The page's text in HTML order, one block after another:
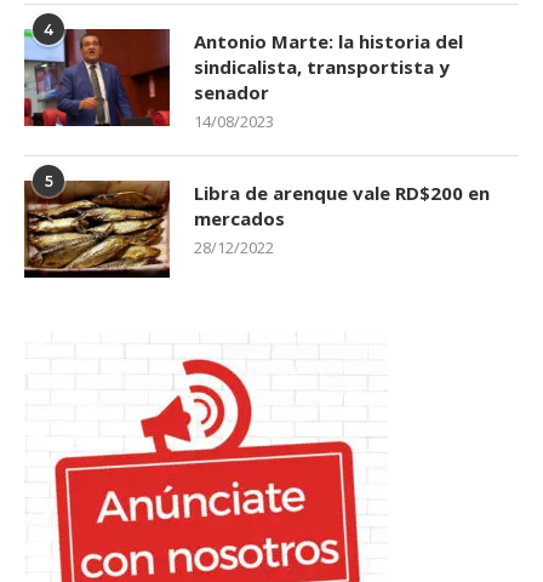
4
Antonio Marte: la historia del
sindicalista, transportista y
senador
14/08/2023
5
Libra de arenque vale RD$200 en
mercados
28/12/2022